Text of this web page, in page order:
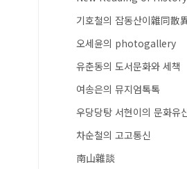
기호철의 잡동산이雜同散
오세윤의 photogallery
유춘동의 도서문화와 세책
여송은의 뮤지엄톡톡
우당당탕 서현이의 문화유
차순철의 고고통신
南山雜談